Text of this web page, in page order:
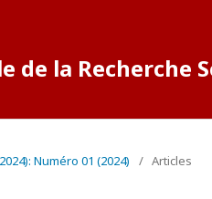
de la Recherche
Numéro 01 (2024) / Articles